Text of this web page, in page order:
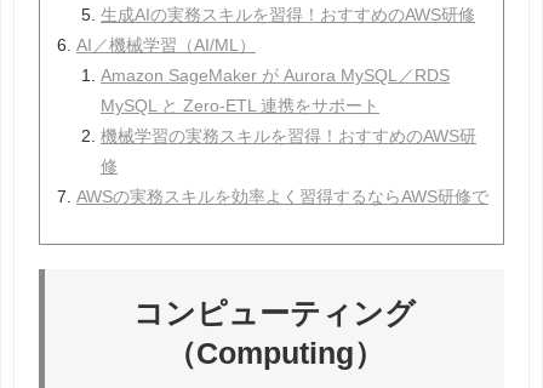
生成AIの実務スキルを習得！おすすめのAWS研修
AI／機械学習（AI/ML）
Amazon SageMaker が Aurora MySQL／RDS
MySQL と Zero-ETL 連携をサポート
機械学習の実務スキルを習得！おすすめのAWS研
修
AWSの実務スキルを効率よく習得するならAWS研修で
コンピューティング
（Computing）